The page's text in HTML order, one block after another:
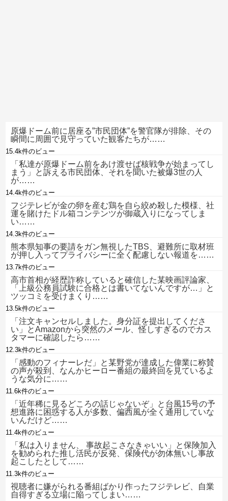
原爆ドーム前に居座る”市民団体”を警官隊が排除、その
瞬間に周囲で見守っていた観客たちが……
15.4k件のビュー
「私達が原爆ドーム前をあけ渡せば核戦争が始まってし
まう」と訴える市民団体、それを聞いた被爆3世の人
が……
14.4k件のビュー
フジテレビが金の卵を産む鶏を自ら絞め殺した模様、社
運を賭けたドル箱コンテンツが御蔵入りになってしま
い……
14.3k件のビュー
熊本県知事の要請をガン無視したTBS、避難所に取材班
が押し入ってプライバシーに全く配慮しない報道を……
13.7k件のビュー
高市首相が経歴詐称していると確信した某映画評論家、
「上級公務員試験に合格とは書いてないんですが…」と
ツッコミを受けまくり……
13.5k件のビュー
「注文キャンセルしました。身分証を提出してくださ
い」とAmazonから突然のメール、怪しすぎるのでカス
タマーに確認したら……
12.3k件のビュー
「感動のフィナーレだ」と某野党が達成した偉業に称賛
の声が殺到、なんかヒーロー番組の最終回を見ているよ
うな気分に……
11.6k件のビュー
「近年稀に見るどころの話じゃないぞ」と台風15号の予
想進路に困惑する人が多数、偏西風が全く通用していな
いんだけど……
11.4k件のビュー
「私は入りません、 事故起こさなきゃいい」と保険加入
を勧められた推し活民が反発、保険代が勿体無いし事故
起こしたとして……
11.3k件のビュー
視聴者に嫌がられる番組ばかり作ったフジテレビ、自業
自得すぎる立場に陥ってしまい……